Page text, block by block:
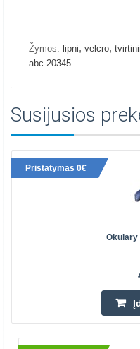
Žymos: lipni, velcro,
abc-20345
Susijusios
Pristatymas 0€
Okulary